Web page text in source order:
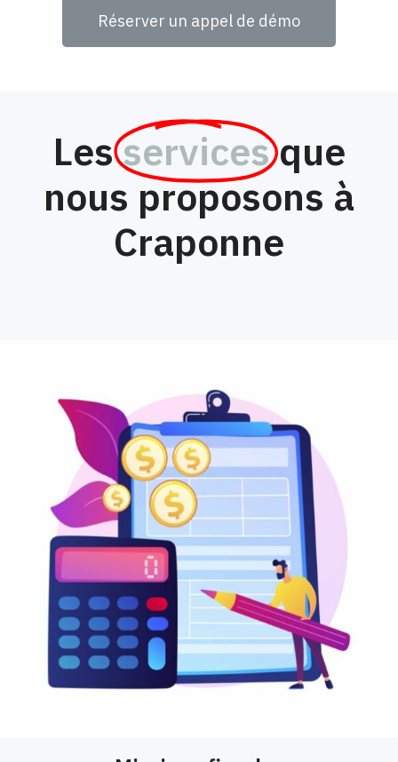
Réserver un appel de démo
Lesservices que
nous proposons à
Craponne